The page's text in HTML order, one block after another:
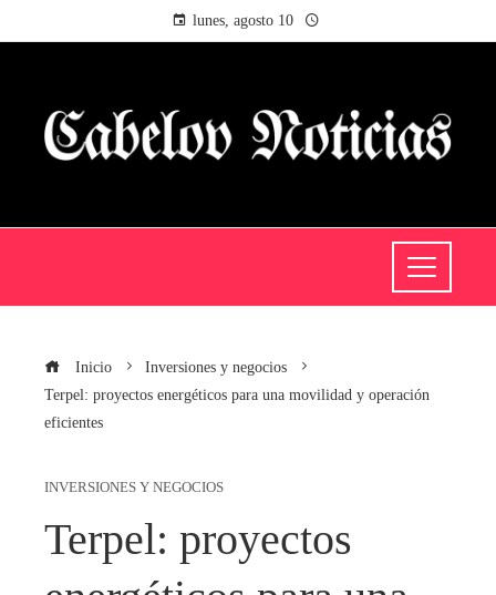
lunes, agosto 10
Inicio
Inversiones y negocios
Terpel: proyectos energéticos para una movilidad y operación
eficientes
INVERSIONES Y NEGOCIOS
Terpel: proyectos